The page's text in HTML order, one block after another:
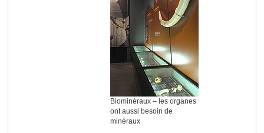
Biominéraux – les organes
ont aussi besoin de
minéraux